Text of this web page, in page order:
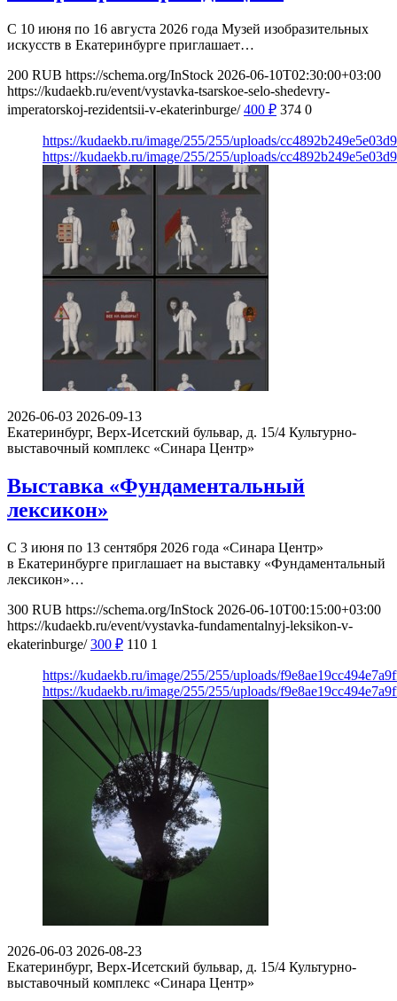
С 10 июня по 16 августа 2026 года Музей изобразительных
искусств в Екатеринбурге приглашает…
200 RUB https://schema.org/InStock 2026-06-10T02:30:00+03:00
https://kudaekb.ru/event/vystavka-tsarskoe-selo-shedevry-
imperatorskoj-rezidentsii-v-ekaterinburge/ 400 ₽ 374 0
https://kudaekb.ru/image/255/255/uploads/
https://kudaekb.ru/image/255/255/uploads/
2026-06-03 2026-09-13
Екатеринбург, Верх-Исетский бульвар, д. 15/4 Культурно-
выставочный комплекс «Синара Центр»
Выставка «Фундаментальный
лексикон»
С 3 июня по 13 сентября 2026 года «Синара Центр»
в Екатеринбурге приглашает на выставку «Фундаментальный
лексикон»…
300 RUB https://schema.org/InStock 2026-06-10T00:15:00+03:00
https://kudaekb.ru/event/vystavka-fundamentalnyj-leksikon-v-
ekaterinburge/ 300 ₽ 110 1
https://kudaekb.ru/image/255/255/uploads/
https://kudaekb.ru/image/255/255/uploads/
2026-06-03 2026-08-23
Екатеринбург, Верх-Исетский бульвар, д. 15/4 Культурно-
выставочный комплекс «Синара Центр»